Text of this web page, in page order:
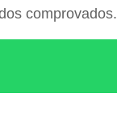
comprovados.